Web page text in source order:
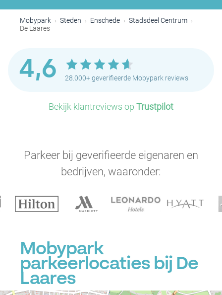
Mobypark Steden Enschede
Stadsdeel Centrum
De Laares
4,6 28.000+ geverifieerde Mobypark reviews
Bekijk klantreviews op Trustpilot
Parkeer bij geverifieerde eigenaren en
bedrijven, waaronder:
Mobypark
parkeerlocaties bij De
Laares